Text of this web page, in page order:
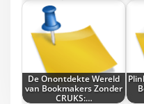
De Onontdekte Wereld
van Bookmakers Zonder
CRUKS:…